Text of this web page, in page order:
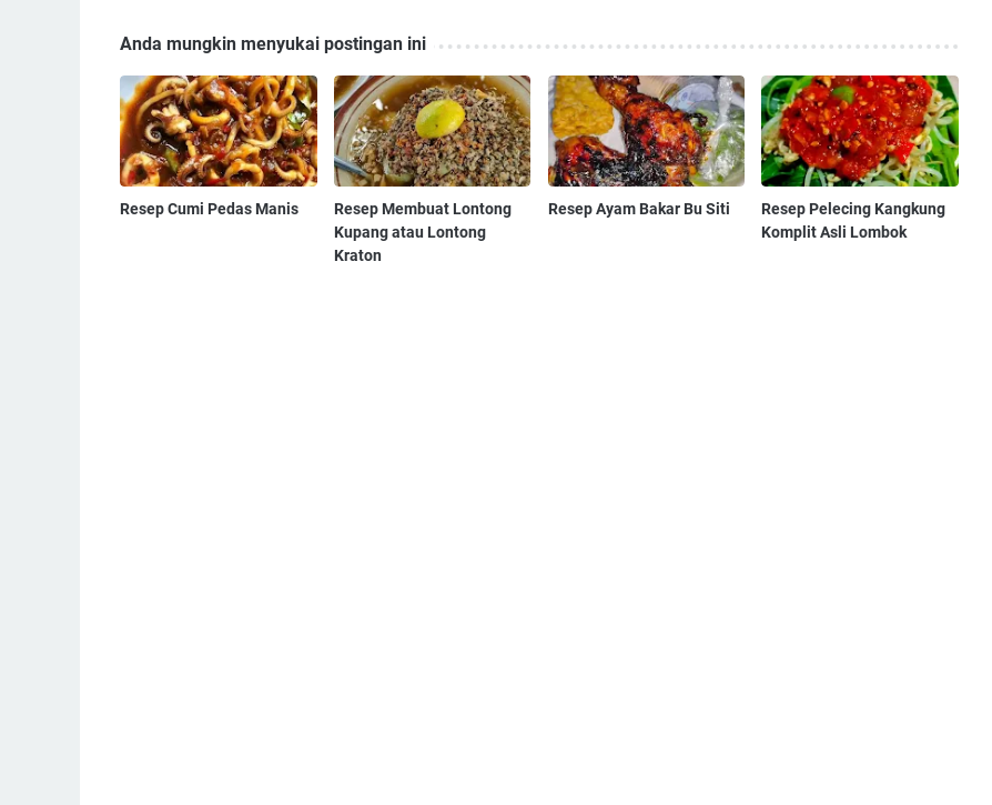
Anda mungkin menyukai postingan ini
Resep Cumi Pedas Manis
Resep Membuat Lontong
Kupang atau Lontong
Kraton
Resep Ayam Bakar Bu Siti
Resep Pelecing Kangkung
Komplit Asli Lombok